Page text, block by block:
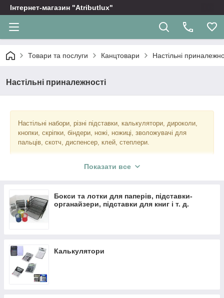
Інтернет-магазин "Atributlux"
Товари та послуги Канцтовари Настільні
Настільні приналежності
Настільні набори, різні підставки, калькулятори, дироколи,
кнопки, скріпки, біндери, ножі, ножиці, зволожувачі для
пальців, скотч, диспенсер, клей, степлери.
Показати все
Бокси та лотки для паперів, підставки-
органайзери, підставки для книг і т. д.
Калькулятори